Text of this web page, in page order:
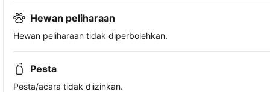
Hewan peliharaan
Hewan peliharaan tidak diperbolehkan.
Pesta
Pesta/acara tidak diizinkan.